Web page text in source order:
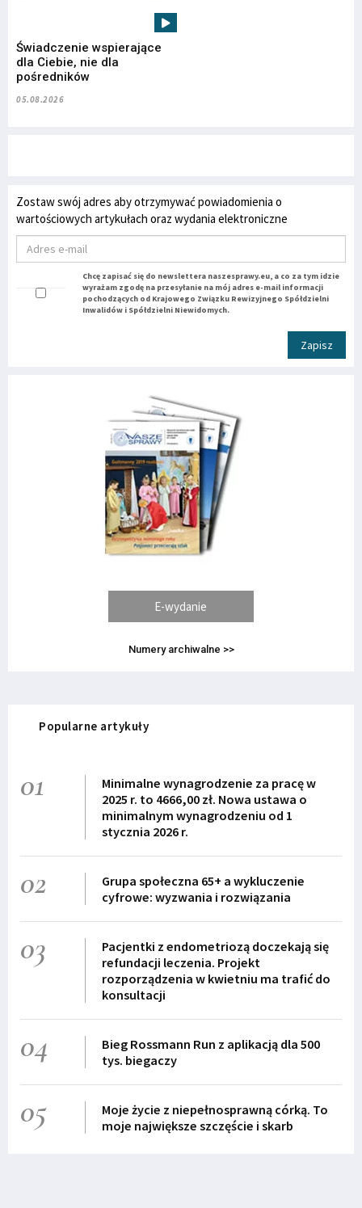
Świadczenie wspierające
dla Ciebie, nie dla
pośredników
05.08.2026
Zostaw swój adres aby otrzymywać powiadomienia o
wartościowych artykułach oraz wydania elektroniczne
Chcę zapisać się do newslettera naszesprawy.eu, a co za tym idzie
wyrażam zgodę na przesyłanie na mój adres e-mail informacji
pochodzących od Krajowego Związku Rewizyjnego Spółdzielni
Inwalidów i Spółdzielni Niewidomych.
Zapisz
E-wydanie
Numery archiwalne >>
Popularne artykuły
01
Minimalne wynagrodzenie za pracę w
2025 r. to 4666,00 zł. Nowa ustawa o
minimalnym wynagrodzeniu od 1
stycznia 2026 r.
02
Grupa społeczna 65+ a wykluczenie
cyfrowe: wyzwania i rozwiązania
03
Pacjentki z endometriozą doczekają się
refundacji leczenia. Projekt
rozporządzenia w kwietniu ma trafić do
konsultacji
04
Bieg Rossmann Run z aplikacją dla 500
tys. biegaczy
05
Moje życie z niepełnosprawną córką. To
moje największe szczęście i skarb